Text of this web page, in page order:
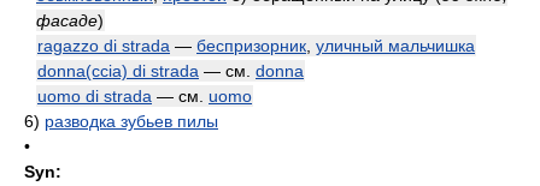
фасаде)
ragazzo di strada — беспризорник уличный мальчишка
donna(ccia) di strada — см. donna
uomo di strada — см. uomo
6) разводка зубьев пилы
•
Syn: